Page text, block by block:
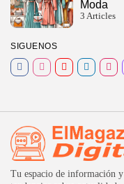
Moda
3 Articles
SIGUENOS
Tu espacio de información y